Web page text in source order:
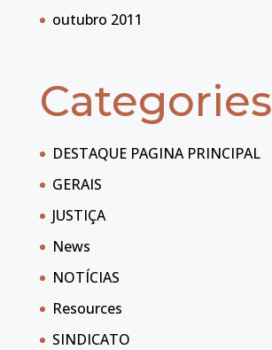
outubro 2011
Categories
DESTAQUE PAGINA PRINCIPAL
GERAIS
JUSTIÇA
News
NOTÍCIAS
Resources
SINDICATO